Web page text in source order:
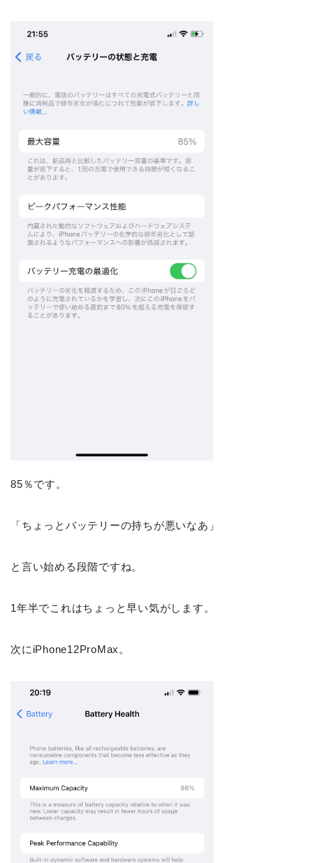
85％です。
「ちょっとバッテリーの持ちが悪いなあ」
と言い始める段階ですね。
1年半でこれはちょっと早い気がします。
次にiPhone12ProMax。